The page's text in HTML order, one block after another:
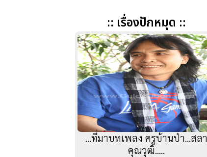
:: เรื่องปักหมุด ::
...ที่มาบทเพลง ครูบ้านป่า...สลา
คุณวุฒิ.....